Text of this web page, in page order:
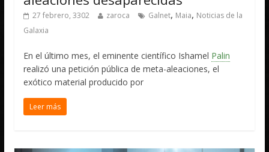
27 febrero, 3302 zaroca Galnet, Maia, Noticias de la
Galaxia
En el último mes, el eminente científico Ishamel Palin
realizó una petición pública de meta-aleaciones, el
exótico material producido por
Leer más